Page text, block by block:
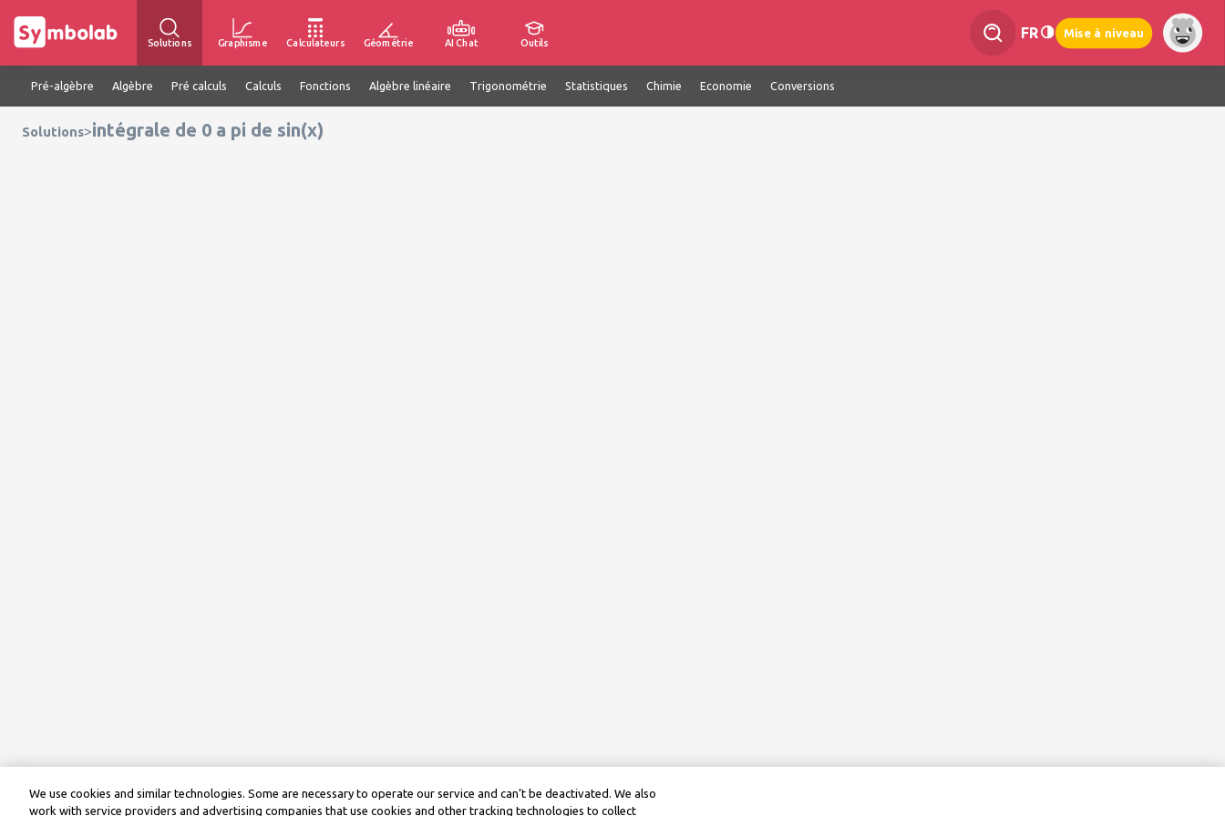
Solutions Graphisme Calculateurs Géométrie AI Chat Outils
FR Mise à niveau
Pré-algèbre Algèbre Pré calculs Calculs Fonctions Algèbre linéaire Trigonométrie Statistiques Chimie Economie Conversions
Solutions>intégrale de 0 a pi de sin(x)
We use cookies and similar technologies. Some are necessary to operate our service and can’t be deactivated. We also
work with service providers and advertising companies that use cookies and other tracking technologies to collect